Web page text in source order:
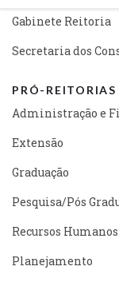
Gabinete Reitoria
Secretaria dos
PRÓ-REITORIAS
Administração e
Extensão
Graduação
Pesquisa/Pós
Recursos Humanos
Planejamento